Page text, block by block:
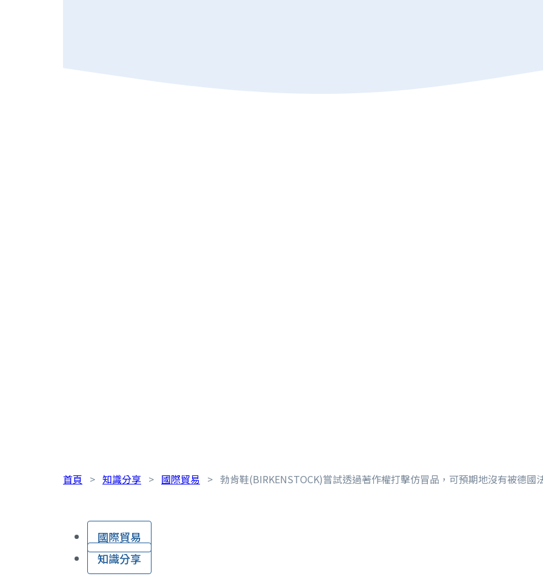
首頁 > 知識分享 > 國際貿易 > 勃肯鞋(BIRKENSTOCK)嘗試透過著作權打擊仿冒品，可預期地沒有被德國
國際貿易
知識分享